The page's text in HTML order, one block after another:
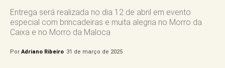
Entrega será realizada no dia 12 de abril em evento
especial com brincadeiras e muita alegria no Morro da
Caixa e no Morro da Maloca
Por Adriano Ribeiro 31 de março de 2025